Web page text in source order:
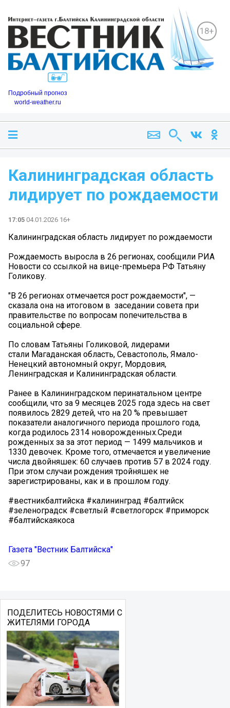
18+
Подробный прогноз
world-weather.ru
Калининградская область
лидирует по рождаемости
17:05 04.01.2026 16+
Калининградская область лидирует по рождаемости
Рождаемость выросла в 26 регионах, сообщили РИА
Новости со ссылкой на вице-премьера РФ Татьяну
Голикову.
"В 26 регионах отмечается рост рождаемости", —
сказала она на итоговом в заседании совета при
правительстве по вопросам попечительства в
социальной сфере.
По словам Татьяны Голиковой, лидерами
стали Магаданская область, Севастополь, Ямало-
Ненецкий автономный округ, Мордовия,
Ленинградская и Калининградская области.
Ранее в Калининградском перинатальном центре
сообщили, что за 9 месяцев 2025 года здесь на свет
появилось 2829 детей, что на 20 % превышает
показатели аналогичного периода прошлого года,
когда родилось 2314 новорожденных.Среди
рожденных за за этот период — 1499 мальчиков и
1330 девочек. Кроме того, отмечается и увеличение
числа двойняшек: 60 случаев против 57 в 2024 году.
При этом случаи рождения тройняшек не
зарегистрированы, как и в прошлом году.
#вестникбалтийска #калининград #балтийск
#зеленоградск #светлый #светлогорск #приморск
#балтийскаякоса
Газета "Вестник Балтийска"
97
ПОДЕЛИТЕСЬ НОВОСТЯМИ С
ЖИТЕЛЯМИ ГОРОДА